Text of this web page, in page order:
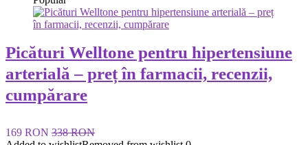
Picături Welltone pentru hipertensiune
arterială – preț în farmacii, recenzii,
cumpărare
169 RON 338 RON